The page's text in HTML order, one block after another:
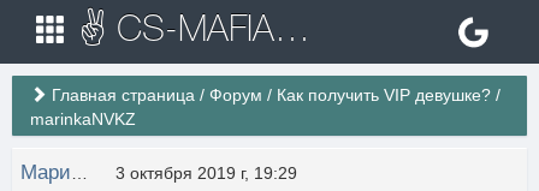
✌ CS-MAFIA.RU ✌ Игровые сервера Counter Strike 1.6
Главная страница / Форум / Как получить VIP девушке? /
marinkaNVKZ
3 октября 2019 г, 19:29